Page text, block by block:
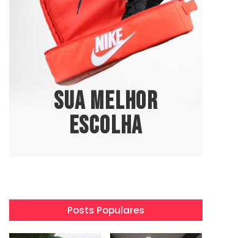
Sua melhor
escolha
Posts Populares